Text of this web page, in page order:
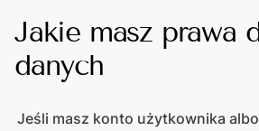
Jakie masz prawa
danych
Jeśli masz konto użytkownika albo